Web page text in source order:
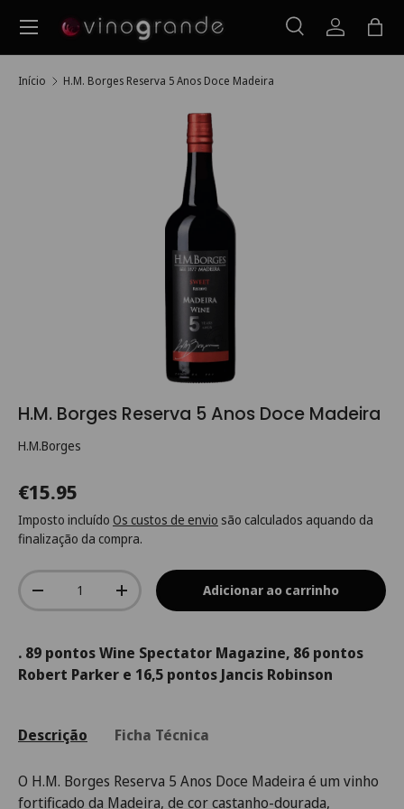
Ir para o conteúdo
Pesquisar
PesquisarIniciarSaco
Menu
Início H.M. Borges Reserva 5 Anos Doce Madeira
H.M. Borges Reserva 5 Anos Doce Madeira
H.M.Borges
€15.95
Imposto incluído Os custos de envio são calculados aquando da
finalização da compra.
Qtd.
-
+ Adicionar ao carrinho
. 89 pontos Wine Spectator Magazine, 86 pontos
Robert Parker e 16,5 pontos Jancis Robinson
Descrição Ficha Técnica
O H.M. Borges Reserva 5 Anos Doce Madeira é um vinho
fortificado da Madeira, de cor castanho-dourada,